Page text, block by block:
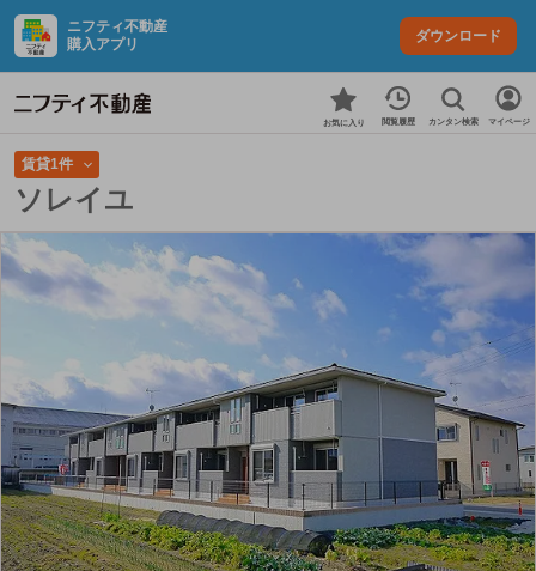
ニフティ不動産
購入アプリ
ダウンロード
お気に入り 閲覧履歴 カンタン検索 マイページ
賃貸1件
ソレイユ